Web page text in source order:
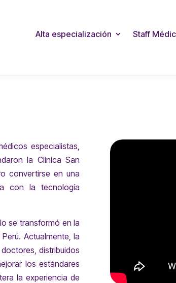
Alta especialización Staff
especialistas,
la Clínica San
convertirse en una
con la tecnología
se transformó en la
Actualmente, la
distribuidos
los estándares
la experiencia de